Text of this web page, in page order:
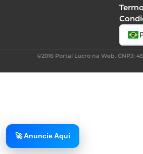
©2016 Portal Lucro na Web. CNPJ:
🚀 Anuncie Aqui